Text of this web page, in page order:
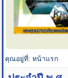
คุณอยู่ที่:หน้าแรก